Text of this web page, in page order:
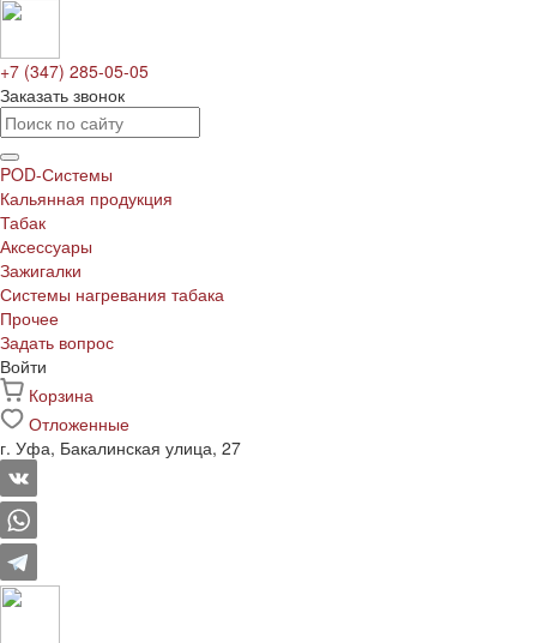
+7 (347) 285-05-05
Заказать звонок
POD-Системы
Кальянная продукция
Табак
Аксессуары
Зажигалки
Системы нагревания табака
Прочее
Задать вопрос
Войти
Корзина
Отложенные
г. Уфа, Бакалинская улица, 27